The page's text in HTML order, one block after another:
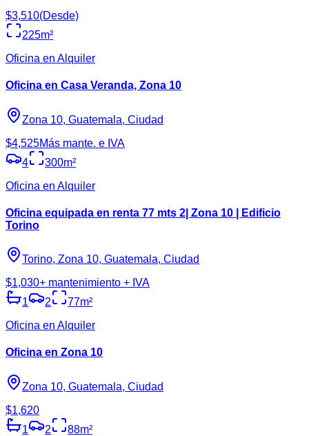
$3,510(Desde)
225m²
Oficina en Alquiler
Oficina en Casa Veranda, Zona 10
Zona 10, Guatemala, Ciudad
$4,525Más mante. e IVA
4
300m²
Oficina en Alquiler
Oficina equipada en renta 77 mts 2| Zona 10 | Edificio
Torino
Torino, Zona 10, Guatemala, Ciudad
$1,030+ mantenimiento + IVA
1
2 77m²
Oficina en Alquiler
Oficina en Zona 10
Zona 10, Guatemala, Ciudad
$1,620
1
2 88m²